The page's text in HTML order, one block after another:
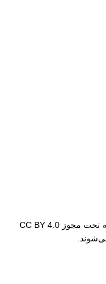
تمامی مقالات این نشریه تحت مجوز CC BY 4.0